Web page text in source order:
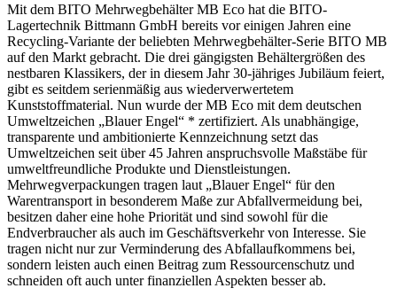
Mit dem BITO Mehrwegbehälter MB Eco hat die BITO-
Lagertechnik Bittmann GmbH bereits vor einigen Jahren eine
Recycling-Variante der beliebten Mehrwegbehälter-Serie BITO MB
auf den Markt gebracht. Die drei gängigsten Behältergrößen des
nestbaren Klassikers, der in diesem Jahr 30-jähriges Jubiläum feiert,
gibt es seitdem serienmäßig aus wiederverwertetem
Kunststoffmaterial. Nun wurde der MB Eco mit dem deutschen
Umweltzeichen „Blauer Engel“ * zertifiziert. Als unabhängige,
transparente und ambitionierte Kennzeichnung setzt das
Umweltzeichen seit über 45 Jahren anspruchsvolle Maßstäbe für
umweltfreundliche Produkte und Dienstleistungen.
Mehrwegverpackungen tragen laut „Blauer Engel“ für den
Warentransport in besonderem Maße zur Abfallvermeidung bei,
besitzen daher eine hohe Priorität und sind sowohl für die
Endverbraucher als auch im Geschäftsverkehr von Interesse. Sie
tragen nicht nur zur Verminderung des Abfallaufkommens bei,
sondern leisten auch einen Beitrag zum Ressourcenschutz und
schneiden oft auch unter finanziellen Aspekten besser ab.